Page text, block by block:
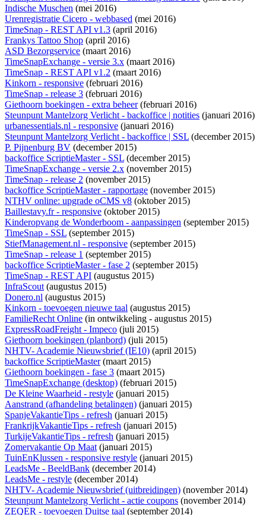
Indische Muschen (mei 2016)
Urenregistratie Cicero - webbased (mei 2016)
TimeSnap - REST API v1.3 (april 2016)
Frankys Tattoo Shop (april 2016)
ASD Bezorgservice (maart 2016)
TimeSnapExchange - versie 3.x (maart 2016)
TimeSnap - REST API v1.2 (maart 2016)
Kinkorn - responsive (februari 2016)
TimeSnap - release 3 (februari 2016)
Giethoorn boekingen - extra beheer(februari 2016)
Steunpunt Mantelzorg Verlicht - backoffice | notities (januari 2016)
urbanessentials.nl - responsive (januari 2016)
Steunpunt Mantelzorg Verlicht - backoffice | SSL (december 2015)
P. Pijnenburg BV (december 2015)
backoffice ScriptieMaster - SSL (december 2015)
TimeSnapExchange - versie 2.x (november 2015)
TimeSnap - release 2 (november 2015)
backoffice ScriptieMaster - rapportage (november 2015)
NTHV online: upgrade oCMS v8 (oktober 2015)
Baillestavy.fr - responsive (oktober 2015)
Kinderopvang de Wonderboom - aanpassingen (september 2015)
TimeSnap - SSL (september 2015)
StiefManagement.nl - responsive (september 2015)
TimeSnap - release 1 (september 2015)
backoffice ScriptieMaster - fase 2 (september 2015)
TimeSnap - REST API (augustus 2015)
InfraScout(augustus 2015)
Donero.nl (augustus 2015)
Kinkorn - toevoegen nieuwe taal (augustus 2015)
FamilieRecht Online (in ontwikkeling - augustus 2015)
ExpressRoadFreight - Impeco (juli 2015)
Giethoorn boekingen (planbord) (juli 2015)
NHTV- Academie Nieuwsbrief (IE10) (april 2015)
backoffice ScriptieMaster(maart 2015)
Giethoorn boekingen - fase 3 (maart 2015)
TimeSnapExchange (desktop) (februari 2015)
De Kleine Waarheid - restyle (januari 2015)
Aanstrand (afhandeling betalingen) (januari 2015)
SpanjeVakantieTips - refresh (januari 2015)
FrankrijkVakantieTips - refresh (januari 2015)
TurkijeVakantieTips - refresh (januari 2015)
Zomervakantie Op Maat(januari 2015)
TuinEnKlussen - responsive restyle (januari 2015)
LeadsMe - BeeldBank (december 2014)
LeadsMe - restyle (december 2014)
NHTV- Academie Nieuwsbrief (uitbreidingen) (november 2014)
Steunpunt Mantelzorg Verlicht - actie coupons (november 2014)
ZEQER - toevoegen Duitse taal (september 2014)